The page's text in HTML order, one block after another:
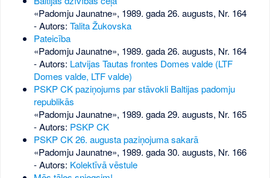
«Padomju Jaunatne», 1989. gada 26. augusts, Nr. 164
- Autors: Talita Žukovska
Pateicība
«Padomju Jaunatne», 1989. gada 26. augusts, Nr. 164
- Autors: Latvijas Tautas frontes Domes valde (LTF
Domes valde, LTF valde)
PSKP CK paziņojums par stāvokli Baltijas padomju
republikās
«Padomju Jaunatne», 1989. gada 29. augusts, Nr. 165
- Autors: PSKP CK
PSKP CK 26. augusta paziņojuma sakarā
«Padomju Jaunatne», 1989. gada 30. augusts, Nr. 166
- Autors: Kolektīvā vēstule